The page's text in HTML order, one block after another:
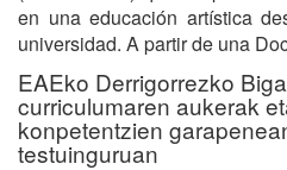
en una educación artística
universidad. A partir de una
EAEko Derrigorrezko
curriculumaren aukerak
konpetentzien
testuinguruan